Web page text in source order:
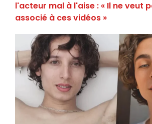
l'acteur mal à l'aise : « Il ne veut
associé à ces vidéos »